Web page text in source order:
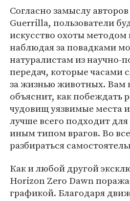
Cогласно замыслу
Guerrilla, пользователи
искусство охоты
наблюдая за повадками
натуралистам из научно-
передач, которые часами
за жизнью животных. Вам
объяснит, как побеждать
чудовищ уязвимые места
лучше всего подходит
иным типом врагов. Во
разбираться
Как и любой другой
Horizon Zero Dawn
графикой. Благодаря